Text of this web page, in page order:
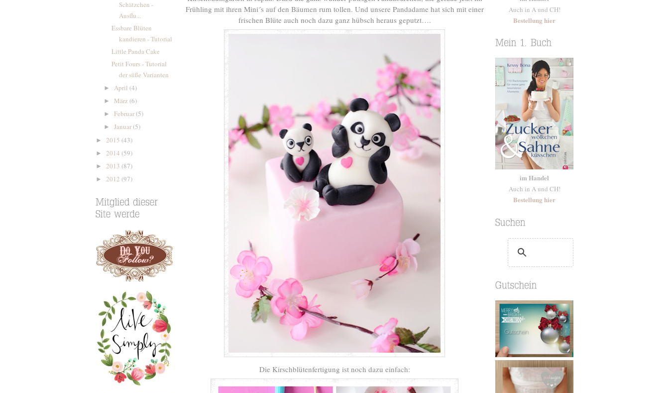
Schätzchen -
Ausflu...
Essbare Blüten
kandieren - Tutorial
Little Panda Cake
Petit Fours - Tutorial
der süße Varianten
► April (4)
► März(6)
► Februar(5)
► Januar(5)
► 2015 (43)
► 2014 (59)
► 2013 (87)
► 2012 (97)
Frühling mit ihren Mini´s auf den Bäumen rum tollen. Und unsere Pandadame hat sich mit einer
frischen Blüte auch noch dazu ganz hübsch heraus geputzt….
Die Kirschblütenfertigung ist noch dazu einfach:
Auch in A und CH!
Bestellung hier
im Handel
Auch in A und CH!
Bestellung hier